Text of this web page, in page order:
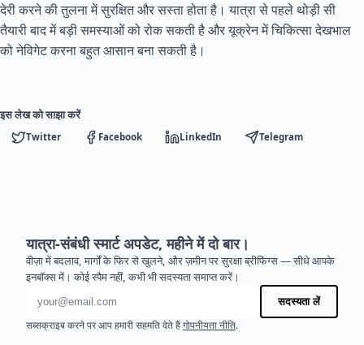
देरी करने की तुलना में सुरक्षित और सस्ता होता है। यात्रा से पहले थोड़ी सी
तैयारी बाद में बड़ी समस्याओं को रोक सकती है और यूक्रेन में चिकित्सा देखभाल
को नेविगेट करना बहुत आसान बना सकती है।
इस लेख को साझा करें
Twitter Facebook LinkedIn Telegram
यात्रा-संबंधी स्मार्ट अपडेट, महीने में दो बार।
वीज़ा में बदलाव, मार्गों के फिर से खुलने, और ज़मीन पर सुरक्षा ब्रीफिंग्स — सीधे आपके
इनबॉक्स में। कोई स्पैम नहीं, कभी भी सदस्यता समाप्त करें।
ईमेल पता
सदस्यता लें
सब्सक्राइब करने पर आप हमारी सहमति देते हैं गोपनीयता नीति.